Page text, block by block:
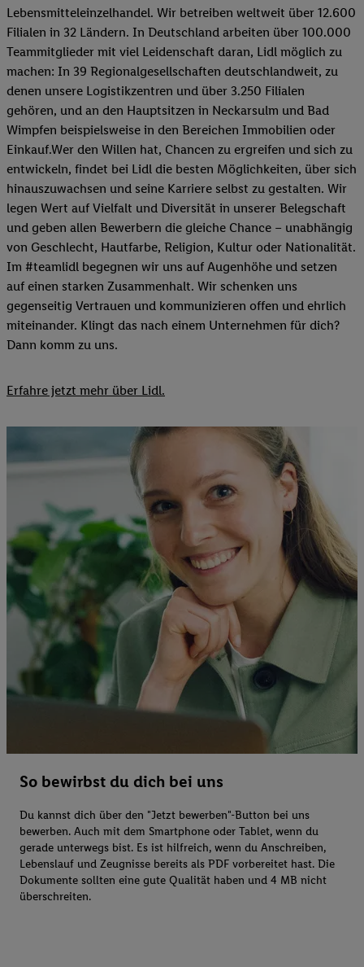
Lebensmitteleinzelhandel. Wir betreiben weltweit über 12.600
Filialen in 32 Ländern. In Deutschland arbeiten über 100.000
Teammitglieder mit viel Leidenschaft daran, Lidl möglich zu
machen: In 39 Regionalgesellschaften deutschlandweit, zu
denen unsere Logistikzentren und über 3.250 Filialen
gehören, und an den Hauptsitzen in Neckarsulm und Bad
Wimpfen beispielsweise in den Bereichen Immobilien oder
Einkauf.Wer den Willen hat, Chancen zu ergreifen und sich zu
entwickeln, findet bei Lidl die besten Möglichkeiten, über sich
hinauszuwachsen und seine Karriere selbst zu gestalten. Wir
legen Wert auf Vielfalt und Diversität in unserer Belegschaft
und geben allen Bewerbern die gleiche Chance – unabhängig
von Geschlecht, Hautfarbe, Religion, Kultur oder Nationalität.
Im #teamlidl begegnen wir uns auf Augenhöhe und setzen
auf einen starken Zusammenhalt. Wir schenken uns
gegenseitig Vertrauen und kommunizieren offen und ehrlich
miteinander. Klingt das nach einem Unternehmen für dich?
Dann komm zu uns.​
Erfahre jetzt mehr über Lidl.
So bewirbst du dich bei uns
Du kannst dich über den "Jetzt bewerben"-Button bei uns
bewerben. Auch mit dem Smartphone oder Tablet, wenn du
gerade unterwegs bist. Es ist hilfreich, wenn du Anschreiben,
Lebenslauf und Zeugnisse bereits als PDF vorbereitet hast. Die
Dokumente sollten eine gute Qualität haben und 4 MB nicht
überschreiten.